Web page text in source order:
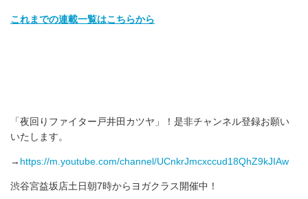
これまでの連載一覧はこちらから
「夜回りファイター戸井田カツヤ」！是非チャンネル登録お願い
いたします。
→ https://m.youtube.com/channel/UCnkrJmcxccud18QhZ9kJIAw
渋谷宮益坂店土日朝7時からヨガクラス開催中！